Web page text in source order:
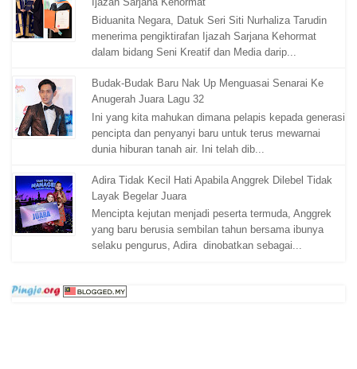
Biduanita Negara, Datuk Seri Siti Nurhaliza Tarudin
menerima pengiktirafan Ijazah Sarjana Kehormat
dalam bidang Seni Kreatif dan Media darip...
Budak-Budak Baru Nak Up Menguasai Senarai Ke
Anugerah Juara Lagu 32
Ini yang kita mahukan dimana pelapis kepada generasi
pencipta dan penyanyi baru untuk terus mewarnai
dunia hiburan tanah air. Ini telah dib...
Adira Tidak Kecil Hati Apabila Anggrek Dilebel Tidak
Layak Begelar Juara
Mencipta kejutan menjadi peserta termuda, Anggrek
yang baru berusia sembilan tahun bersama ibunya
selaku pengurus, Adira dinobatkan sebagai...